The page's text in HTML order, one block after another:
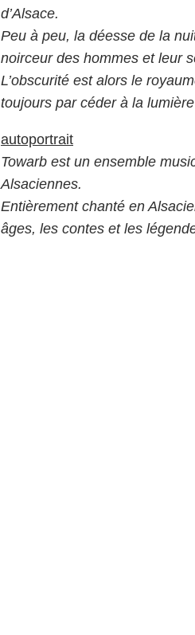
d’Alsace.
Peu à peu, la déesse de la
noirceur des hommes et leur
L’obscurité est alors le
toujours par céder à la
autoportrait
Towarb est un ensemble
Alsaciennes.
Entièrement chanté en
âges, les contes et les